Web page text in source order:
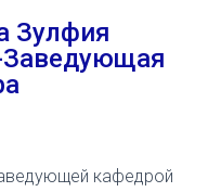
Зулфия
кафедрой